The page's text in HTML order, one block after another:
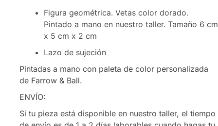
Figura geométrica. Vetas color dorado.
Pintado a mano en nuestro taller. Tamaño 6 cm
x 5 cm x 2 cm
Lazo de sujeción
Pintadas a mano con paleta de color personalizada
de Farrow & Ball.
ENVÍO:
Si tu pieza está disponible en nuestro taller, el tiempo